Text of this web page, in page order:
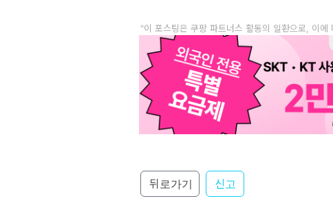
"이 포스팅은 쿠팡 파트너스 활동의 일환으로, 이
뒤로가기 신고